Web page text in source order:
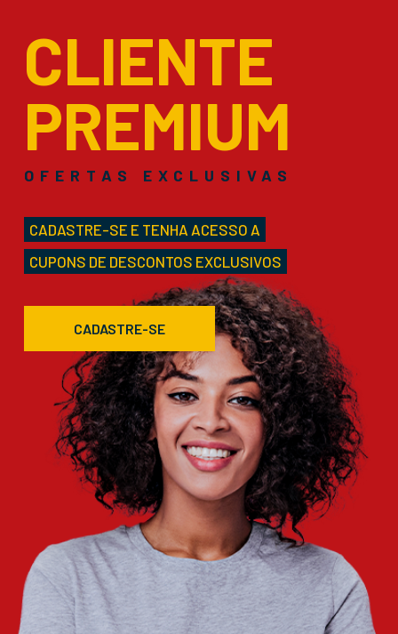
CLIENTE
PREMIUM
OFERTAS EXCLUSIVAS
CADASTRE-SE E TENHA ACESSO A
CUPONS DE DESCONTOS EXCLUSIVOS
CADASTRE-SE